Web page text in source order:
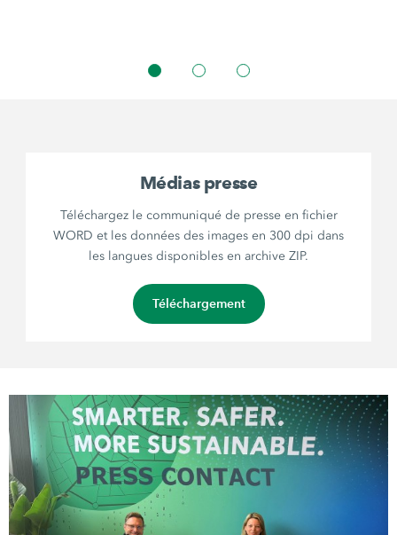
Médias presse
Téléchargez le communiqué de presse en fichier
WORD et les données des images en 300 dpi dans
les langues disponibles en archive ZIP.
Téléchargement